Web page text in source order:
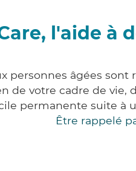
l'aide à
personnes âgées sont
de votre cadre de
permanente suite à
Être rappelé